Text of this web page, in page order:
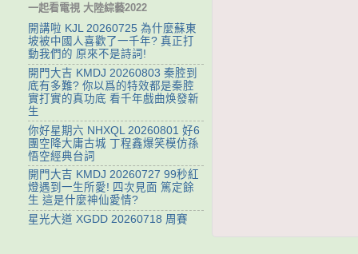
一起看電視 大陸綜藝2022
開講啦 KJL 20260725 為什麼蘇東
坡被中國人喜歡了一千年? 真正打
動我們的 原來不是詩詞!
開門大吉 KMDJ 20260803 秦腔到
底有多難? 你以爲的特效都是秦腔
實打實的真功底 看千年戲曲焕發新
生
你好星期六 NHXQL 20260801 好6
團空降大庸古城 丁程鑫爆笑模仿孫
悟空經典台詞
開門大吉 KMDJ 20260727 99秒紅
燈遇到一生所愛! 四次見面 篤定餘
生 這是什麼神仙愛情?
星光大道 XGDD 20260718 周賽